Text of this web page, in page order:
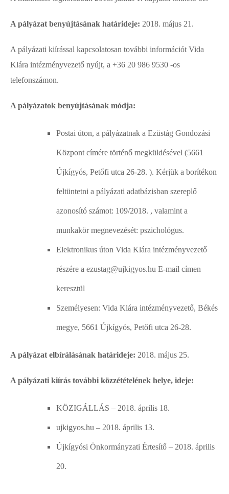
A pályázat benyújtásának határideje: 2018. május 21.
A pályázati kiírással kapcsolatosan további információt Vida
Klára intézményvezető nyújt, a +36 20 986 9530 -os
telefonszámon.
A pályázatok benyújtásának módja:
Postai úton, a pályázatnak a Ezüstág Gondozási
Központ címére történő megküldésével (5661
Újkígyós, Petőfi utca 26-28. ). Kérjük a borítékon
feltüntetni a pályázati adatbázisban szereplő
azonosító számot: 109/2018. , valamint a
munkakör megnevezését: pszichológus.
Elektronikus úton Vida Klára intézményvezető
részére a ezustag@ujkigyos.hu E-mail címen
keresztül
Személyesen: Vida Klára intézményvezető, Békés
megye, 5661 Újkígyós, Petőfi utca 26-28.
A pályázat elbírálásának határideje: 2018. május 25.
A pályázati kiírás további közzétételének helye, ideje:
KÖZIGÁLLÁS – 2018. április 18.
ujkigyos.hu – 2018. április 13.
Újkígyósi Önkormányzati Értesítő – 2018. április
20.